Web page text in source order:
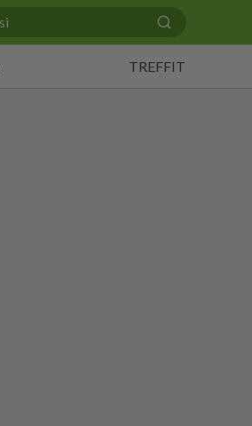
TREFFIT